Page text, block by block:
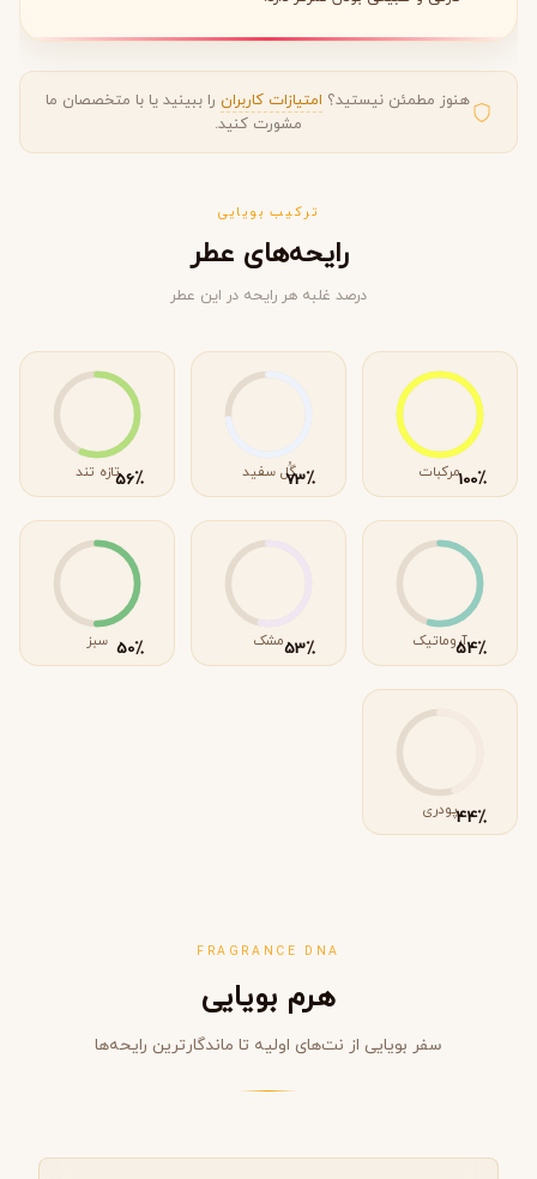
هنوز مطمئن نیستید؟ امتیازات کاربران را ببینید یا با متخصصان ما
مشورت کنید.
ترکیب بویایی
رایحه‌های عطر
درصد غلبه هر رایحه در این عطر
٪100مرکبات ٪73گُل سفید ٪56تازه تند
٪54آروماتیک ٪53مشک ٪50 سبز
٪44پودری
FRAGRANCE DNA
هرم بویایی
سفر بویایی از نت‌های اولیه تا ماندگارترین رایحه‌ها